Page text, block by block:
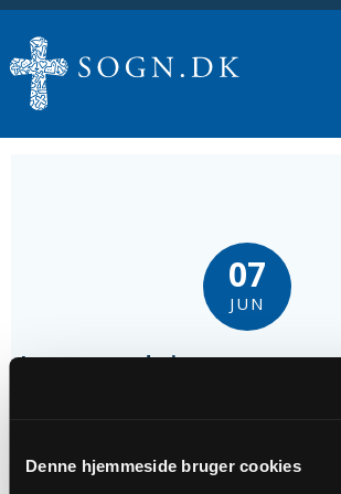
Denne hjemmeside bruger cookies
07
JUN
Lovsangsgudstjeneste
kl. 19:00